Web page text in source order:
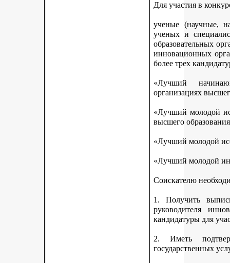
Для участия в
ученые (научные,
ученых и
образовательных
инновационных
более трех
«Лучший
организациях
«Лучший молодой
высшего
«Лучший молодой
«Лучший молодой
Соискателю
1. Получить
руководителя
кандидатуры для
2. Иметь
государственных